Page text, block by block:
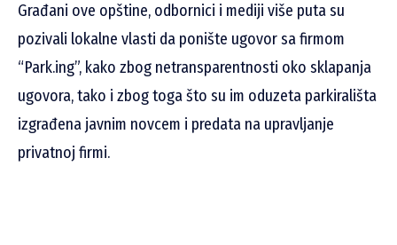
Građani ove opštine, odbornici i mediji više puta su
pozivali lokalne vlasti da ponište ugovor sa firmom
“Park.ing”, kako zbog netransparentnosti oko sklapanja
ugovora, tako i zbog toga što su im oduzeta parkirališta
izgrađena javnim novcem i predata na upravljanje
privatnoj firmi.